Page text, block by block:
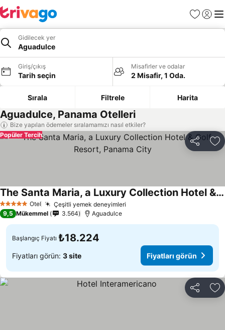
Favoriler
Giriş
Gidilecek yer
Aguadulce
Giriş/çıkış
Tarih seçin
Misafirler ve odalar
2 Misafir, 1 Oda.
Sırala Filtrele Harita
Aguadulce, Panama Otelleri
Bize yapılan ödemeler sıralamamızı nasıl etkiler?
Paylaş
Popüler Tercih
5 Yıldız Otel Çeşitli yemek deneyimleri
The Santa Maria, a Luxury Collection Hotel & Golf Resort, Panama City
Fiyatları görün
9,5 Mükemmel 3.564 Aguadulce
Başlangıç Fiyatı ₺18.224
Fiyatları görün: 3 site Fiyatları görün
Paylaş